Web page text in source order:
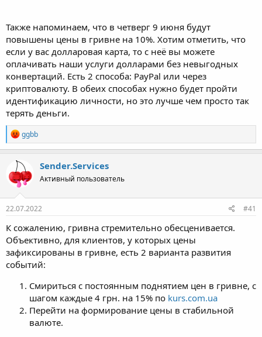
Также напоминаем, что в четверг 9 июня будут
повышены цены в гривне на 10%. Хотим отметить, что
если у вас долларовая карта, то с неё вы можете
оплачивать наши услуги долларами без невыгодных
конвертаций. Есть 2 способа: PayPal или через
криптовалюту. В обеих способах нужно будет пройти
идентификацию личности, но это лучше чем просто так
терять деньги.
Р
е
а
к
ц
и
:
ggbb
Sender.Services
Активный пользователь
22.07.2022 #41
К сожалению, гривна стремительно обесценивается.
Объективно, для клиентов, у которых цены
зафиксированы в гривне, есть 2 варианта развития
событий:
Смириться с постоянным поднятием цен в гривне, с
шагом каждые 4 грн. на 15% по kurs.com.ua
Перейти на формирование цены в стабильной
валюте.